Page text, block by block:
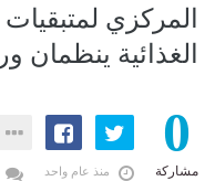
المركزي
الغذائية
0
مشاركة منذ عام واحد